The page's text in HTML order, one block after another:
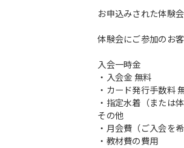
お申込みされた体験
体験会にご参加のお
入会一時金
・入会金 無料
・カード発行手数料
・指定水着（または
その他
・月会費（ご入会を
・教材費の費用